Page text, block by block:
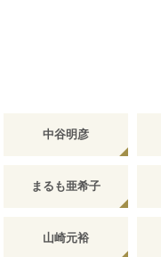
中谷明彦
まるも亜希子
山崎元裕